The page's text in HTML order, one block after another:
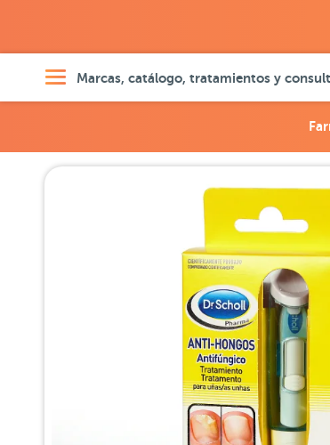
Marcas, catálogo, tratamientos y